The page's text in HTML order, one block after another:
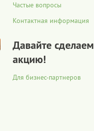
Частые вопросы
Контактная информация
Давайте сделаем
акцию!
Для бизнес-партнеров